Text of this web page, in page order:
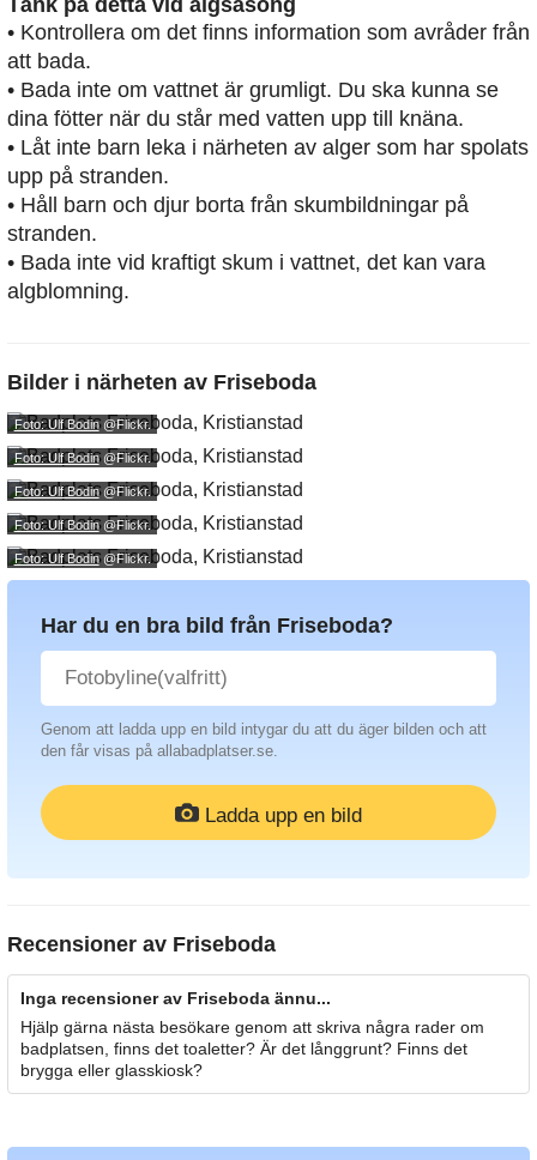
Tänk på detta vid algsäsong
• Kontrollera om det finns information som avråder från
att bada.
• Bada inte om vattnet är grumligt. Du ska kunna se
dina fötter när du står med vatten upp till knäna.
• Låt inte barn leka i närheten av alger som har spolats
upp på stranden.
• Håll barn och djur borta från skumbildningar på
stranden.
• Bada inte vid kraftigt skum i vattnet, det kan vara
algblomning.
Bilder i närheten av Friseboda
Foto: Ulf Bodin@Flickr.
Foto: Ulf Bodin@Flickr.
Foto: Ulf Bodin@Flickr.
Foto: Ulf Bodin@Flickr.
Foto: Ulf Bodin@Flickr.
Har du en bra bild från Friseboda?
Genom att ladda upp en bild intygar du att du äger bilden och att
den får visas på allabadplatser.se.
Ladda upp en bild
Recensioner av Friseboda
Inga recensioner av Friseboda ännu...
Hjälp gärna nästa besökare genom att skriva några rader om
badplatsen, finns det toaletter? Är det långgrunt? Finns det
brygga eller glasskiosk?